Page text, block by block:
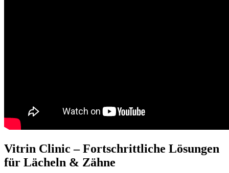
Vitrin Clinic – Fortschrittliche Lösungen
für Lächeln & Zähne